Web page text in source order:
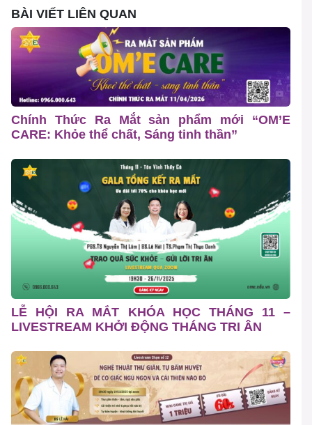
BÀI VIẾT LIÊN QUAN
Chính Thức Ra Mắt sản phẩm mới “OM’E
CARE: Khỏe thể chất, Sáng tinh thần”
LỄ HỘI RA MẮT KHÓA HỌC THÁNG 11 –
LIVESTREAM KHỞI ĐỘNG THÁNG TRI ÂN